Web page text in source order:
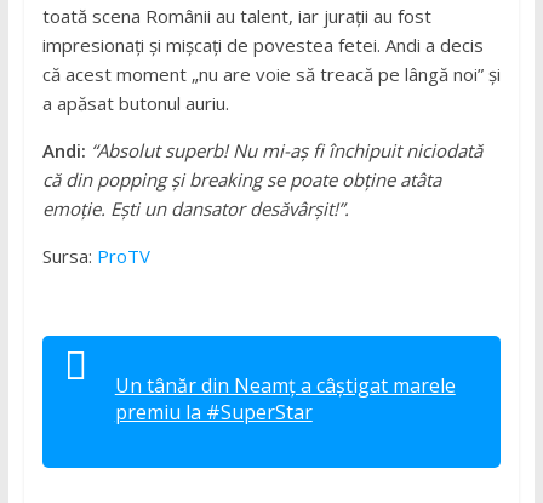
toată scena Românii au talent, iar jurații au fost
impresionați și mișcați de povestea fetei. Andi a decis
că acest moment „nu are voie să treacă pe lângă noi” și
a apăsat butonul auriu.
Andi: “Absolut superb! Nu mi-aș fi închipuit niciodată
că din popping și breaking se poate obține atâta
emoție. Ești un dansator desăvârșit!”.
Sursa: ProTV
Un tânăr din Neamț a câștigat marele
premiu la #SuperStar